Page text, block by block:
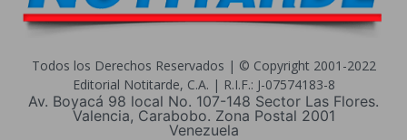
Todos los Derechos Reservados | © Copyright 2001-2022
Editorial Notitarde, C.A. | R.I.F.: J-07574183-8
Av. Boyacá 98 local No. 107-148 Sector Las Flores.
Valencia, Carabobo. Zona Postal 2001
Venezuela